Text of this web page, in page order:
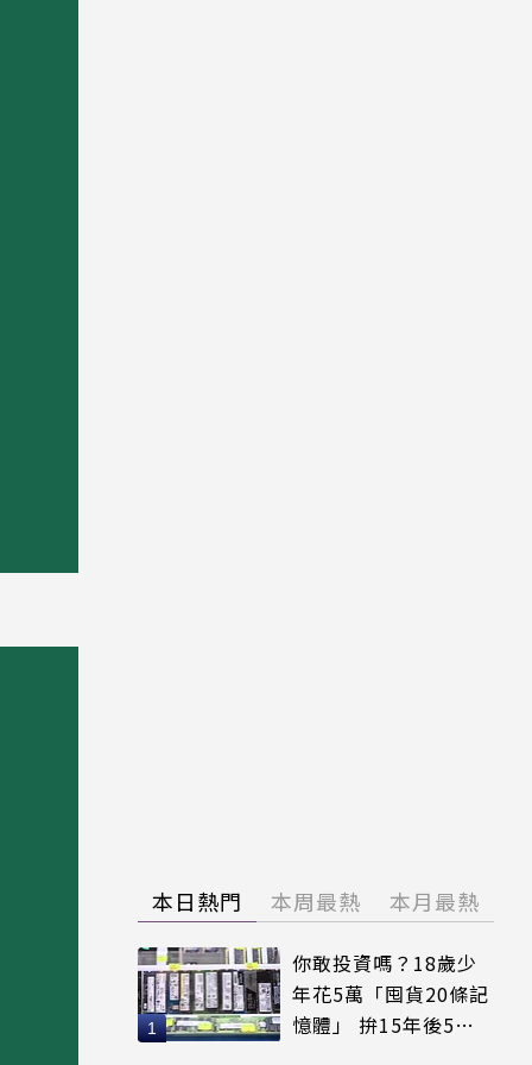
本日熱門 本周最熱 本月最熱
你敢投資嗎？18歲少
年花5萬「囤貨20條記
憶體」 拚15年後5倍